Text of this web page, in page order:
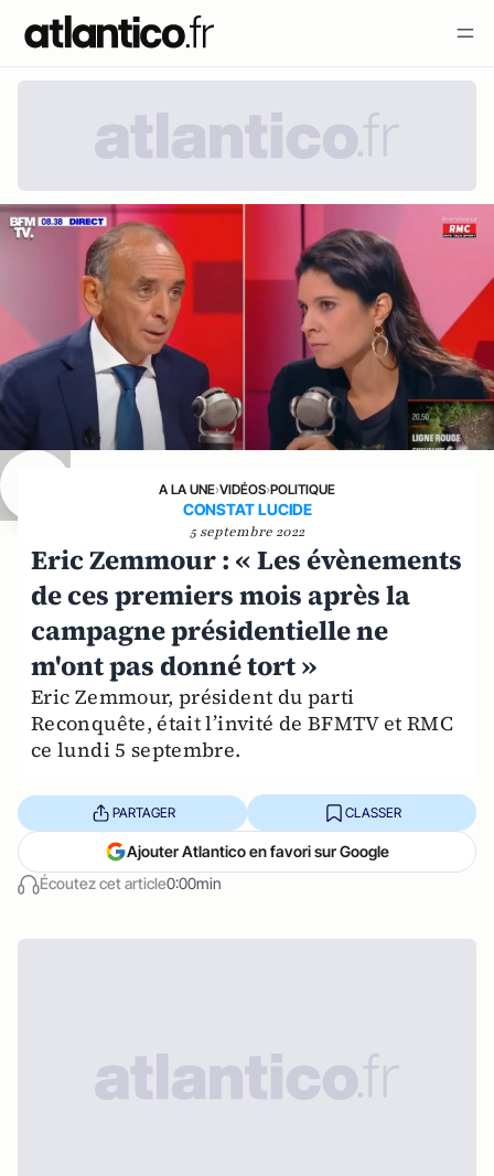
A LA UNE›VIDÉOS›POLITIQUE
CONSTAT LUCIDE
5 septembre 2022
Eric Zemmour : « Les évènements
de ces premiers mois après la
campagne présidentielle ne
m'ont pas donné tort »
Eric Zemmour, président du parti
Reconquête, était l’invité de BFMTV et RMC
ce lundi 5 septembre.
Écoutez cet article0:00min
PARTAGER CLASSER
Ajouter Atlantico en favori sur Google